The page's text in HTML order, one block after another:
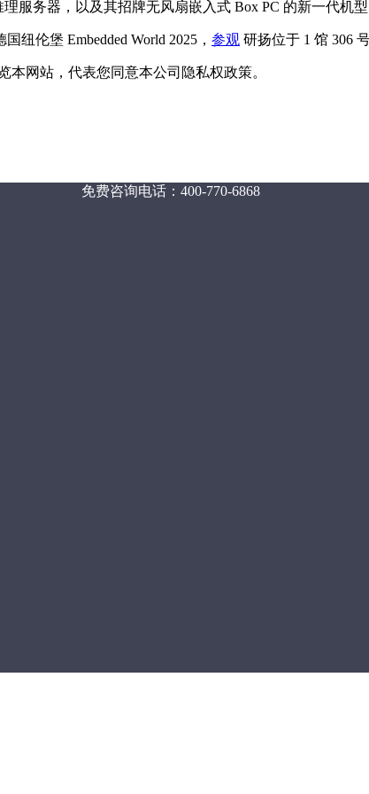
服务器，以及其招牌无风扇嵌入式 Box PC 的新一代机型
纽伦堡 Embedded World 2025， 参观 研扬位于 1 馆 306
本网站，代表您同意本公司隐私权政策。
免费咨询电话：400-770-6868